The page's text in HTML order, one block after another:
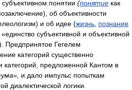
понятии (понятие как
об объективности
и об идее (жизнь познание
субъективной и объективной
Предпринятое Гегелем
категорий существенно
категорий, предложенной Кантом в
и дало импульс попыткам
диалектической логики.